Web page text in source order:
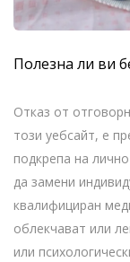
Полезна ли ви
Отказ от
този уебсайт, е
подкрепа на
да замени
квалифициран
облекчават или
или